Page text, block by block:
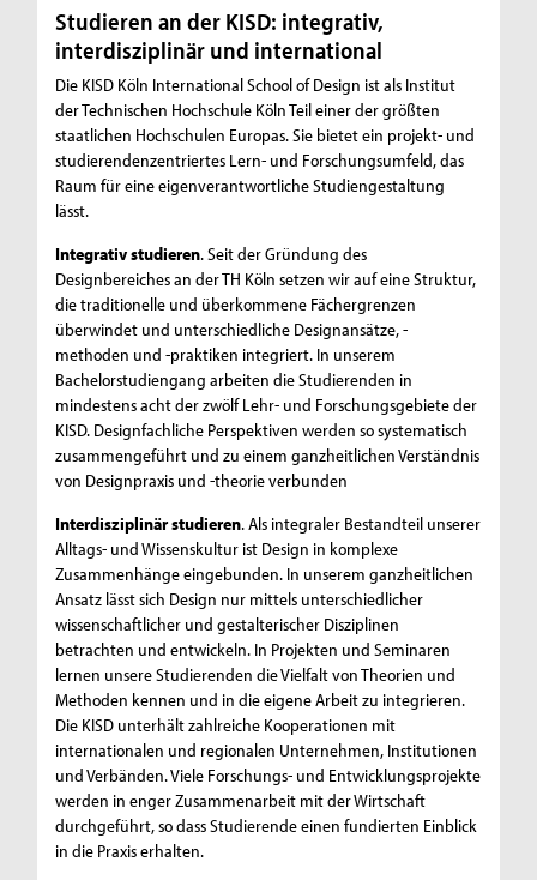
Studieren an der KISD: integrativ,
interdisziplinär und international
Die KISD Köln International School of Design ist als Institut
der Technischen Hochschule Köln Teil einer der größten
staatlichen Hochschulen Europas. Sie bietet ein projekt- und
studierendenzentriertes Lern- und Forschungsumfeld, das
Raum für eine eigenverantwortliche Studiengestaltung
lässt.
Integrativ studieren. Seit der Gründung des
Designbereiches an der TH Köln setzen wir auf eine Struktur,
die traditionelle und überkommene Fächergrenzen
überwindet und unterschiedliche Designansätze, -
methoden und -praktiken integriert. In unserem
Bachelorstudiengang arbeiten die Studierenden in
mindestens acht der zwölf Lehr- und Forschungsgebiete der
KISD. Designfachliche Perspektiven werden so systematisch
zusammengeführt und zu einem ganzheitlichen Verständnis
von Designpraxis und -theorie verbunden
Interdisziplinär studieren. Als integraler Bestandteil unserer
Alltags- und Wissenskultur ist Design in komplexe
Zusammenhänge eingebunden. In unserem ganzheitlichen
Ansatz lässt sich Design nur mittels unterschiedlicher
wissenschaftlicher und gestalterischer Disziplinen
betrachten und entwickeln. In Projekten und Seminaren
lernen unsere Studierenden die Vielfalt von Theorien und
Methoden kennen und in die eigene Arbeit zu integrieren.
Die KISD unterhält zahlreiche Kooperationen mit
internationalen und regionalen Unternehmen, Institutionen
und Verbänden. Viele Forschungs- und Entwicklungsprojekte
werden in enger Zusammenarbeit mit der Wirtschaft
durchgeführt, so dass Studierende einen fundierten Einblick
in die Praxis erhalten.